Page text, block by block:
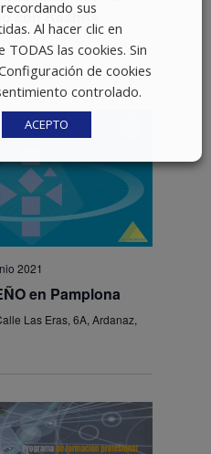
con Rashna
2021
en Pamplona
Las Eras, 6A, Ardanaz,
sus
Al hacer clic en
las cookies. Sin
de cookies
controlado.
ACEPTO